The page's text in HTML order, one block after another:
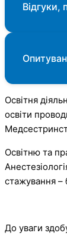
Відгуки,
Освітня
освіти
Освітню та
стажування –
До уваги